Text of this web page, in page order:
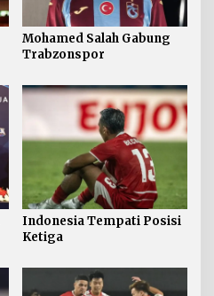
Mohamed Salah Gabung
Trabzonspor
Indonesia Tempati Posisi
Ketiga